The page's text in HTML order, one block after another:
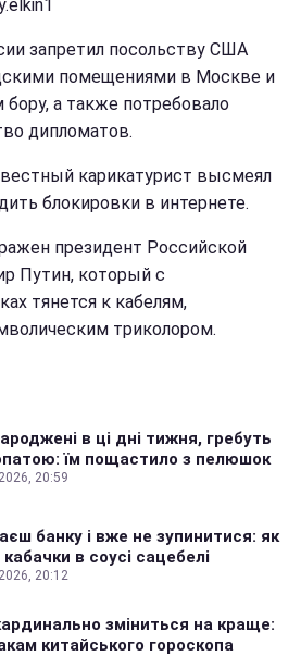
запретил посольству США
помещениями в Москве и
а также потребовало
дипломатов.
карикатурист высмеял
блокировки в интернете.
президент Российской
Путин, который с
тянется к кабелям,
триколором.
в ці дні тижня, гребуть
їм пощастило з пелюшок
20:59
банку і вже не зупинитися: як
в соусі сацебелі
20:12
зміниться на краще:
китайського гороскопа